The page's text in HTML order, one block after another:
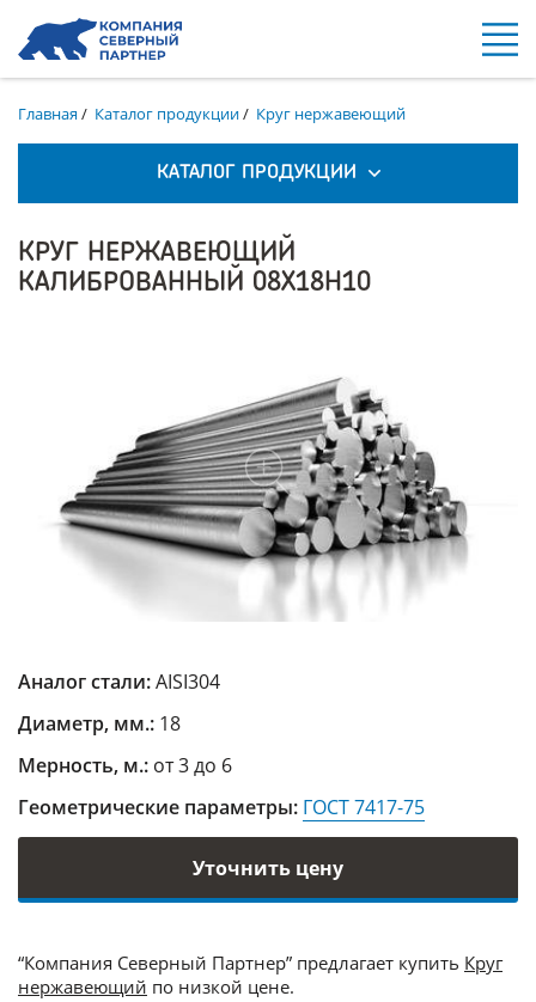
Главная/ Каталог продукции/ Круг нержавеющий
КАТАЛОГ ПРОДУКЦИИ
КРУГ НЕРЖАВЕЮЩИЙ
КАЛИБРОВАННЫЙ 08Х18Н10
Аналог стали:AISI304
Диаметр, мм.: 18
Мерность, м.: от 3 до 6
Геометрические параметры: ГОСТ 7417-75
Уточнить цену
“Компания Северный Партнер” предлагает купить Круг
нержавеющий по низкой цене.